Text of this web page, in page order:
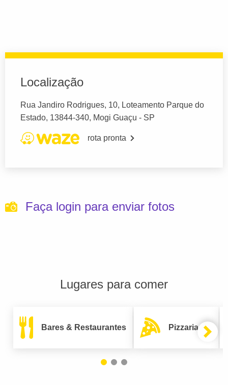
Localização
Rua Jandiro Rodrigues, 10, Loteamento Parque do
Estado, 13844-340, Mogi Guaçu - SP
rota pronta
Faça login para enviar fotos
Lugares para comer
Bares & Restaurantes Pizzarias